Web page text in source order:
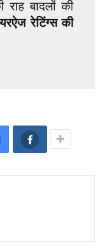
बादलों की
रेटिंग्स की